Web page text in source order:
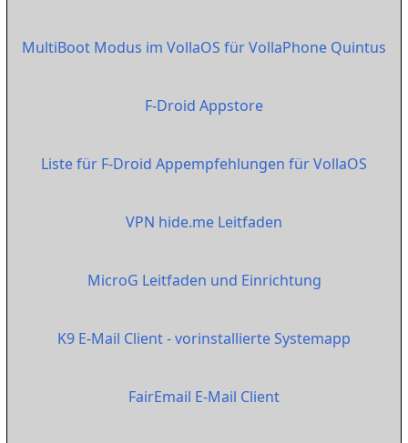
MultiBoot Modus im VollaOS für VollaPhone Quintus
F-Droid Appstore
Liste für F-Droid Appempfehlungen für VollaOS
VPN hide.me Leitfaden
MicroG Leitfaden und Einrichtung
K9 E-Mail Client - vorinstallierte Systemapp
FairEmail E-Mail Client